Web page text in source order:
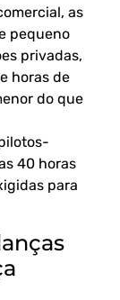
as
pequeno
privadas,
horas de
do que
40 horas
para